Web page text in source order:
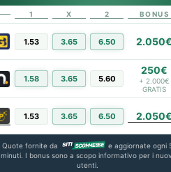
1 X 2 BONUS
1.53 3.65 6.50 2.050€
1.58 3.65 5.60
250€
+ 2.000€
GRATIS
1.53 3.65 6.50 2.050€
Quote fornite da
e aggiornate ogni
minuti. I bonus sono a scopo informativo per i
utenti.